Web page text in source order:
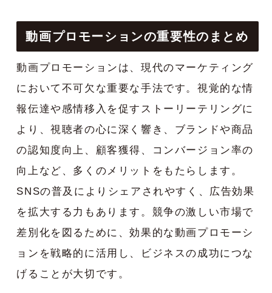
動画プロモーションの重要性のまとめ
動画プロモーションは、現代のマーケティング
において不可欠な重要な手法です。視覚的な情
報伝達や感情移入を促すストーリーテリングに
より、視聴者の心に深く響き、ブランドや商品
の認知度向上、顧客獲得、コンバージョン率の
向上など、多くのメリットをもたらします。
SNSの普及によりシェアされやすく、広告効果
を拡大する力もあります。競争の激しい市場で
差別化を図るために、効果的な動画プロモーシ
ョンを戦略的に活用し、ビジネスの成功につな
げることが大切です。